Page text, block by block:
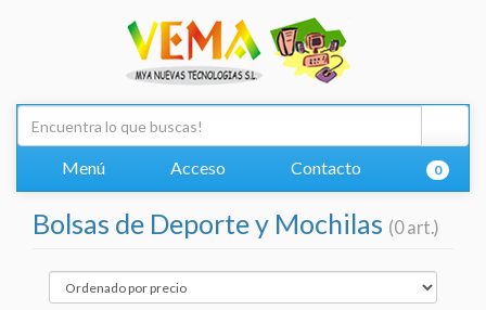
Menú Acceso Contacto 0
Bolsas de Deporte y Mochilas (0 art.)